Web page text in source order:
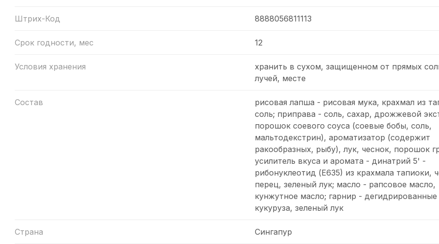
Штрих-Код 8888056811113
Срок годности, мес 12
Условия хранения
хранить в сухом, защищенном от прямых
лучей, месте
Состав
рисовая лапша - рисовая мука, крахмал из
соль; приправа - соль, сахар, дрожжевой
порошок соевого соуса (соевые бобы, соль,
мальтодекстрин), ароматизатор (содержит
ракообразных, рыбу), лук, чеснок, порошок
усилитель вкуса и аромата - динатрий 5' -
рибонуклеотид (Е635) из крахмала тапиоки,
перец, зеленый лук; масло - рапсовое масло,
кунжутное масло; гарнир - дегидрированные
кукуруза, зеленый лук
Страна Сингапур